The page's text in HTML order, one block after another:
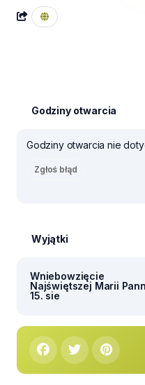
Godziny otwarcia
Godziny otwarcia nie
Zgłoś błąd
Wyjątki
Wniebowzięcie
Najświętszej Marii
15. sie